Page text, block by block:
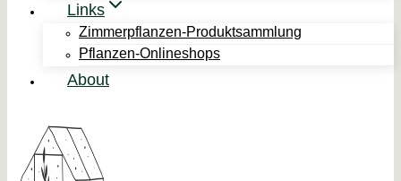
Links
Zimmerpflanzen-Produktsammlung
Pflanzen-Onlineshops
About